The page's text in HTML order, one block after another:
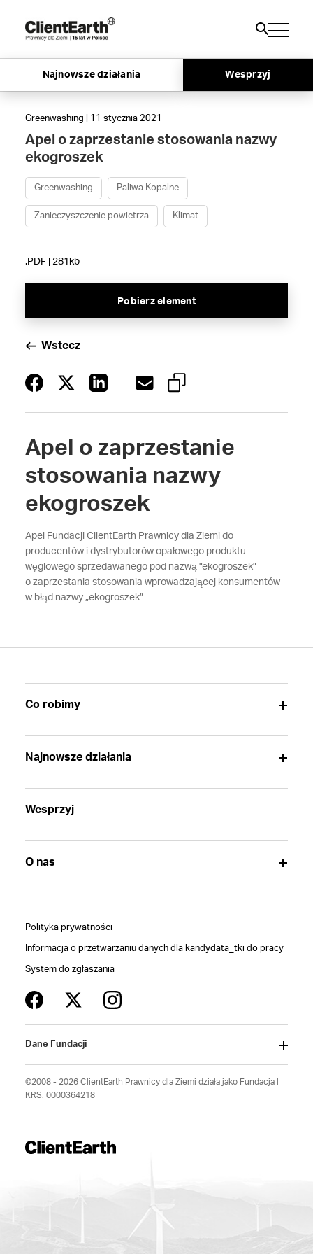
Najnowsze działania Wesprzyj
Greenwashing | 11 stycznia 2021
Apel o zaprzestanie stosowania nazwy
ekogroszek
Greenwashing Paliwa Kopalne
Zanieczyszczenie powietrza Klimat
.PDF | 281kb
Pobierz element
Wstecz
Apel o zaprzestanie
stosowania nazwy
ekogroszek
Apel Fundacji ClientEarth Prawnicy dla Ziemi do
producentów i dystrybutorów opałowego produktu
węglowego sprzedawanego pod nazwą "ekogroszek"
o zaprzestania stosowania wprowadzającej konsumentów
w błąd nazwy „ekogroszek”
Co robimy
Najnowsze działania
Wesprzyj
O nas
Polityka prywatności
Informacja o przetwarzaniu danych dla kandydata_tki do pracy
System do zgłaszania
Dane Fundacji
©2008 - 2026 ClientEarth Prawnicy dla Ziemi działa jako Fundacja |
KRS: 0000364218